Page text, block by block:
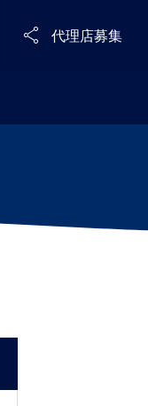
 代理店募集